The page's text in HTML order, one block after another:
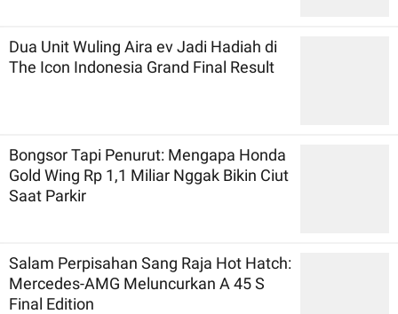
Dua Unit Wuling Aira ev Jadi Hadiah di
The Icon Indonesia Grand Final Result
Bongsor Tapi Penurut: Mengapa Honda
Gold Wing Rp 1,1 Miliar Nggak Bikin Ciut
Saat Parkir
Salam Perpisahan Sang Raja Hot Hatch:
Mercedes-AMG Meluncurkan A 45 S
Final Edition